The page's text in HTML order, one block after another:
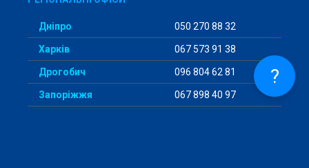
Дніпро 050 270 88 32
Харків 067 573 91 38
Дрогобич 096 804 62 81
Запоріжжя 067 898 40 97
?